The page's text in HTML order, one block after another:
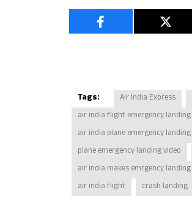
Tags: Air India Express
air india flight emergency landing
air india plane emergency landing
plane emergency landing video
air india makes emrgency landing
air india flight
crash landing